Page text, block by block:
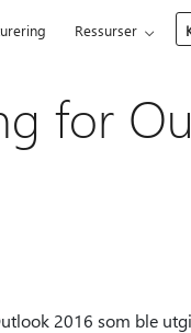
Ressurser
for
2016 som ble